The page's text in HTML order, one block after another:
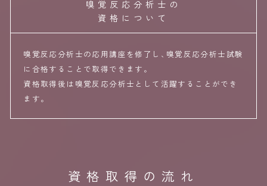
嗅覚反応分析士の
資格について
嗅覚反応分析士の応用講座を修了し 、 嗅覚反応分析士試験
に合格することで取得できます 。
資格取得後は嗅覚反応分析士として活躍することができ
ます。
資格取得の流れ